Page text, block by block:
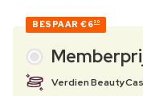
BESPAAR €620
Verdien